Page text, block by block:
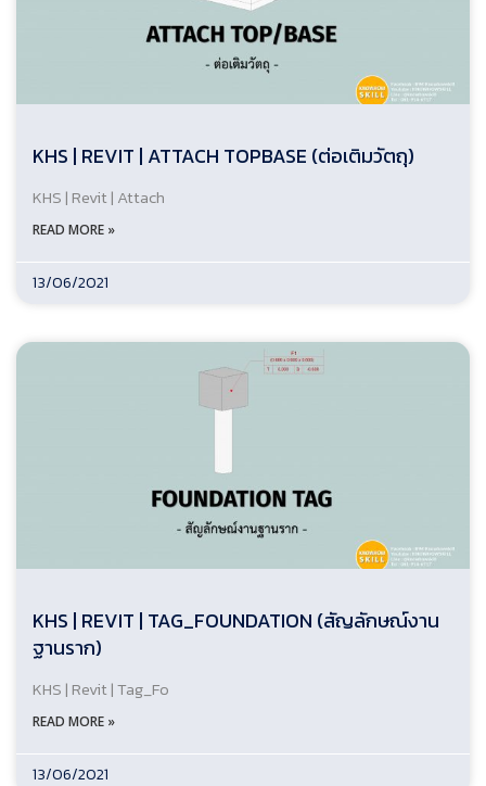
KHS | REVIT | ATTACH TOPBASE (ต่อเติมวัตถุ)
KHS | Revit | Attach
READ MORE »
13/06/2021
KHS | REVIT | TAG_FOUNDATION (สัญลักษณ์งาน
ฐานราก)
KHS | Revit | Tag_Fo
READ MORE »
13/06/2021